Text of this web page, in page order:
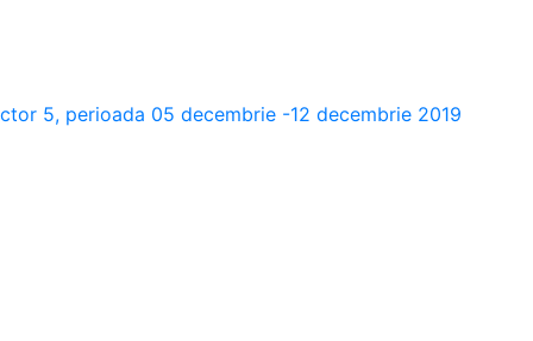
5, perioada 05 decembrie -12 decembrie 2019